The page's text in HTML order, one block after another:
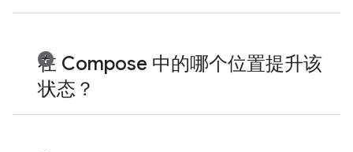
在 Compose 中的哪个位置提升该
状态？